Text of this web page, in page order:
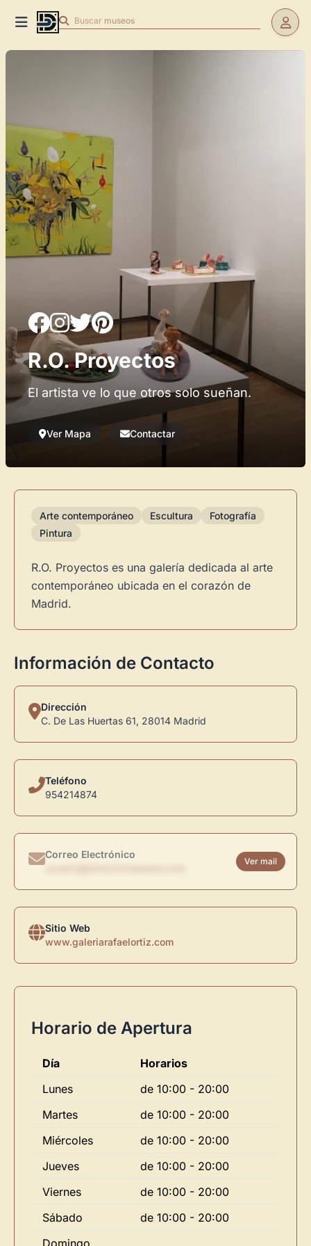
Buscar museos
R.O. Proyectos
El artista ve lo que otros solo sueñan.
Ver Mapa Contactar
Arte contemporáneo Escultura
Fotografía
Pintura
R.O. Proyectos es una galería dedicada al arte
contemporáneo ubicada en el corazón de
Madrid.
Información de Contacto
Dirección
C. De Las Huertas 61, 28014 Madrid
Teléfono
954214874
Correo Electrónico
Ver mail
Sitio Web
www.galeriarafaelortiz.com
Horario de Apertura
Día
Horarios
Lunes
de 10:00 - 20:00
Martes
de 10:00 - 20:00
Miércoles
de 10:00 - 20:00
Jueves
de 10:00 - 20:00
Viernes
de 10:00 - 20:00
Sábado
de 10:00 - 20:00
Domingo